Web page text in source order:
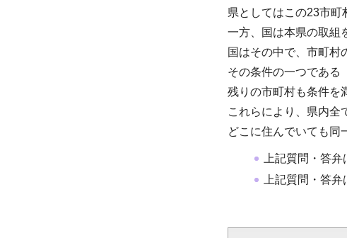
県としてはこの23市町
一方、国は本県の取組
国はその中で、市町村
その条件の一つである
残りの市町村も条件を
これらにより、県内全
どこに住んでいても同
上記質問・答弁
上記質問・答